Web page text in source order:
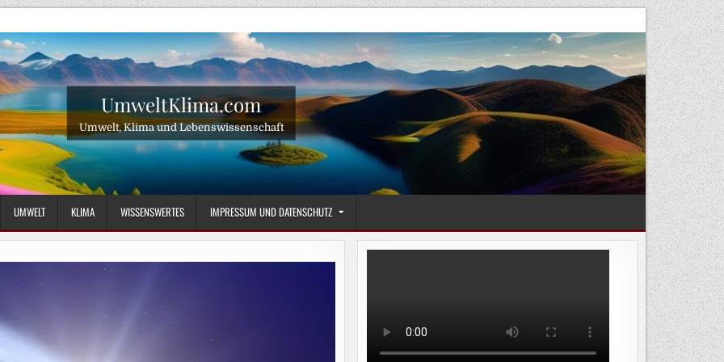
UmweltKlima.com
Umwelt, Klima und Lebenswissenschaft
UMWELT KLIMA WISSENSWERTES IMPRESSUM UND DATENSCHUTZ